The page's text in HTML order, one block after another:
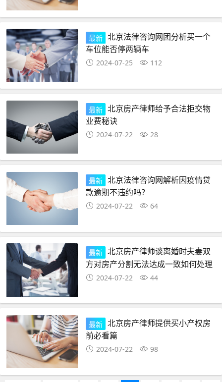
最新 北京法律咨询网团分析买一个
车位能否停两辆车
2024-07-25 112
最新 北京房产律师给予合法拒交物
业费秘诀
2024-07-22 28
最新 北京法律咨询网解析因疫情贷
款逾期不违约吗？
2024-07-22 64
最新 北京房产律师谈离婚时夫妻双
方对房产分割无法达成一致如何处理
2024-07-22 44
最新 北京房产律师提供买小产权房
前必看篇
2024-07-22 98